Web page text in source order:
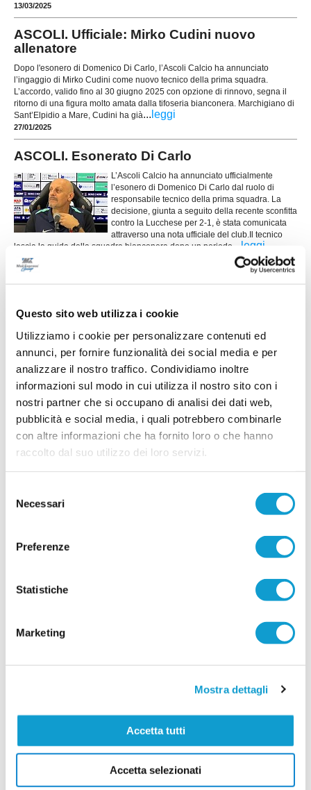
Questo sito web utilizza i cookie
Utilizziamo i cookie per personalizzare contenuti ed
annunci, per fornire funzionalità dei social media e per
analizzare il nostro traffico. Condividiamo inoltre
informazioni sul modo in cui utilizza il nostro sito con i
nostri partner che si occupano di analisi dei dati web,
pubblicità e social media, i quali potrebbero combinarle
con altre informazioni che ha fornito loro o che hanno
raccolto dal suo utilizzo dei loro servizi.
delNecessari
Preferenze
Statistiche
Marketing
Mostra dettagli
Accetta tutti
Accetta selezionati
13/03/2025
ASCOLI. Ufficiale: Mirko Cudini nuovo
allenatore
Dopo l'esonero di Domenico Di Carlo, l’Ascoli Calcio ha annunciato
l’ingaggio di Mirko Cudini come nuovo tecnico della prima squadra.
L’accordo, valido fino al 30 giugno 2025 con opzione di rinnovo, segna il
ritorno di una figura molto amata dalla tifoseria bianconera. Marchigiano di
Sant’Elpidio a Mare, Cudini ha già... leggi
27/01/2025
ASCOLI. Esonerato Di Carlo
L’Ascoli Calcio ha annunciato ufficialmente
l’esonero di Domenico Di Carlo dal ruolo di
responsabile tecnico della prima squadra. La
decisione, giunta a seguito della recente sconfitta
contro la Lucchese per 2-1, è stata comunicata
attraverso una nota ufficiale del club.Il tecnico
lascia la guida della squadra bianconera dopo un periodo
leggi
25/01/2025
Marche in Serie A? Solo Ancona e Ascoli ci
Nella storia della massima divisione italiana, solo
due squadre marchigiane sono riuscite a calcare i
campi della Serie A: l’Ascoli e l’Ancona. Questi
due club rappresentano le uniche realtà sportive
che hanno portato il nome della regione nella
categoria più prestigiosa del calcio italiano. A
fronte di a...leggi
17/01/2025
ASCOLI CALCIO. Il nuovo allenatore è
Domenico Di Carlo
opzione di rinnovo, vanta un'esperienza di 644
panchine, avendo allenato club come Chievo,
sua prima seduta di allenamento al Picchio Village e sarà presentato
all...leggi
Vai all'edizione provinciale